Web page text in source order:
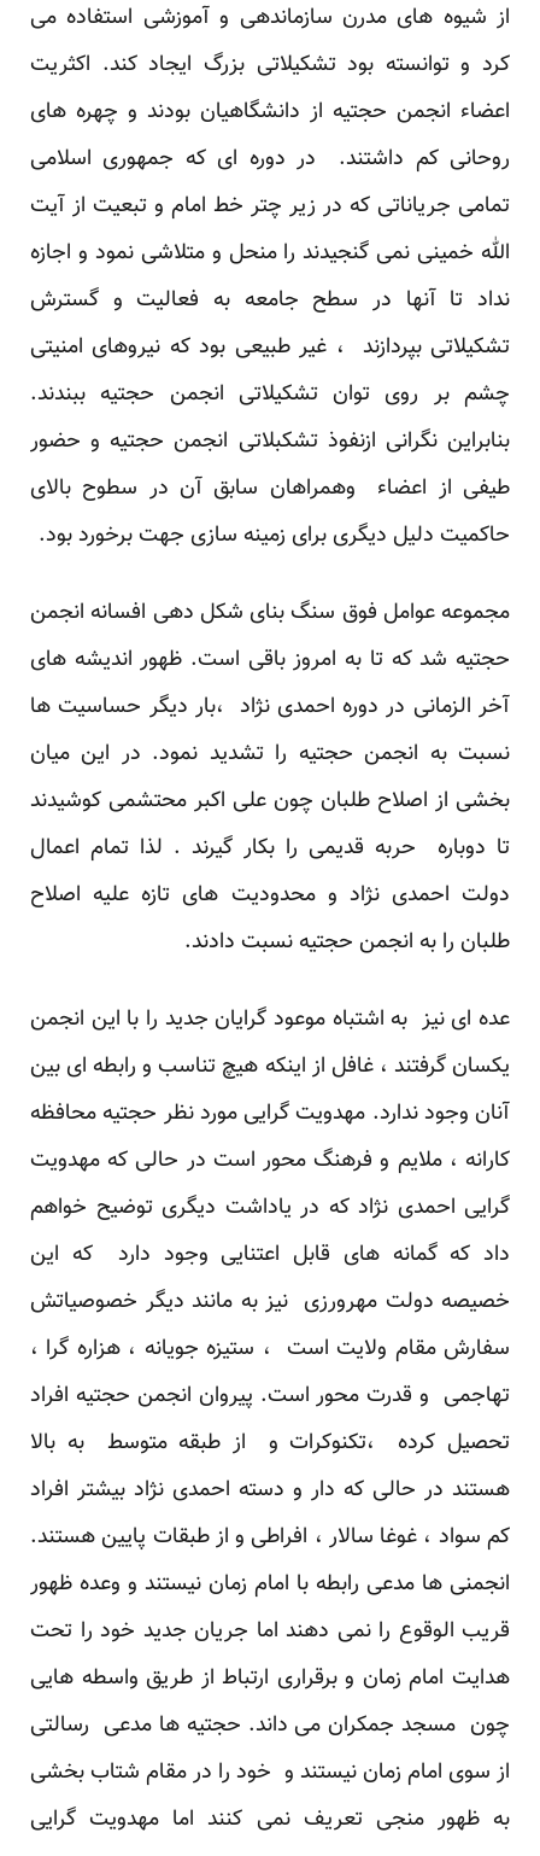
از شیوه های مدرن سازماندهی و آموزشی استفاده می
کرد و توانسته بود تشکیلاتی بزرگ ایجاد کند. اکثریت
اعضاء انجمن حجتیه از دانشگاهیان بودند و چهره های
روحانی کم داشتند. در دوره ای که جمهوری اسلامی
تمامی جریاناتی که در زیر چتر خط امام و تبعیت از آیت
الله خمینی نمی گنجیدند را منحل و متلاشی نمود و اجازه
نداد تا آنها در سطح جامعه به فعالیت و گسترش
تشکیلاتی بپردازند ، غیر طبیعی بود که نیروهای امنیتی
چشم بر روی توان تشکیلاتی انجمن حجتیه ببندند.
بنابراین نگرانی ازنفوذ تشکبلاتی انجمن حجتیه و حضور
طیفی از اعضاء وهمراهان سابق آن در سطوح بالای
حاکمیت دلیل دیگری برای زمینه سازی جهت برخورد بود.
مجموعه عوامل فوق سنگ بنای شکل دهی افسانه انجمن
حجتیه شد که تا به امروز باقی است. ظهور اندیشه های
آخر الزمانی در دوره احمدی نژاد ،بار دیگر حساسیت ها
نسبت به انجمن حجتیه را تشدید نمود. در این میان
بخشی از اصلاح طلبان چون علی اکبر محتشمی کوشیدند
تا دوباره حربه قدیمی را بکار گیرند . لذا تمام اعمال
دولت احمدی نژاد و محدودیت های تازه علیه اصلاح
طلبان را به انجمن حجتیه نسبت دادند.
عده ای نیز به اشتباه موعود گرایان جدید را با این انجمن
یکسان گرفتند ، غافل از اینکه هیچ تناسب و رابطه ای بین
آنان وجود ندارد. مهدویت گرایی مورد نظر حجتیه محافظه
کارانه ، ملایم و فرهنگ محور است در حالی که مهدویت
گرایی احمدی نژاد که در یاداشت دیگری توضیح خواهم
داد که گمانه های قابل اعتنایی وجود دارد که این
خصیصه دولت مهرورزی نیز به مانند دیگر خصوصیاتش
سفارش مقام ولایت است ، ستیزه جویانه ، هزاره گرا ،
تهاجمی و قدرت محور است. پیروان انجمن حجتیه افراد
تحصیل کرده ،تکنوکرات و از طبقه متوسط به بالا
هستند در حالی که دار و دسته احمدی نژاد بیشتر افراد
کم سواد ، غوغا سالار ، افراطی و از طبقات پایین هستند.
انجمنی ها مدعی رابطه با امام زمان نیستند و وعده ظهور
قریب الوقوع را نمی دهند اما جریان جدید خود را تحت
هدایت امام زمان و برقراری ارتباط از طریق واسطه هایی
چون مسجد جمکران می داند. حجتیه ها مدعی رسالتی
از سوی امام زمان نیستند و خود را در مقام شتاب بخشی
به ظهور منجی تعریف نمی کنند اما مهدویت گرایی